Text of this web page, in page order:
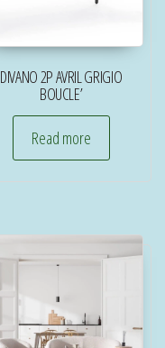
DIVANO 2P AVRIL GRIGIO
BOUCLE’
Read more